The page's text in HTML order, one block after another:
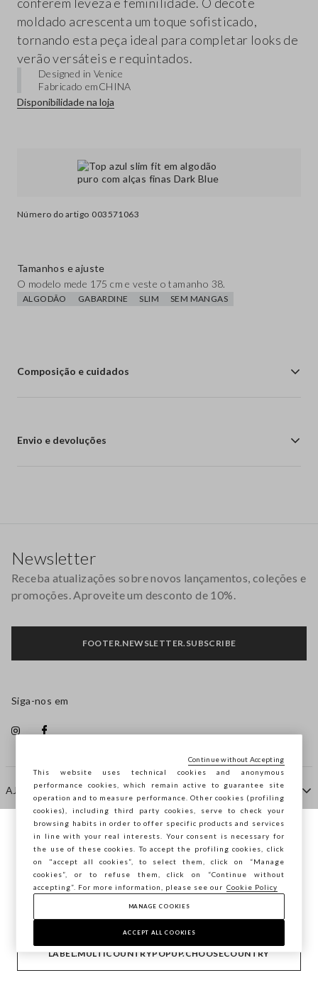
Número do artigo 003571063
moldado acrescenta um toque sofisticado,
tornando esta peça ideal para completar looks de
verão versáteis e requintados.
Designed in Venice
Fabricado emCHINA
Disponibilidade na loja
Tamanhos e ajuste
O modelo mede 175 cm e veste o tamanho 38.
ALGODÃO GABARDINE SLIM SEM MANGAS
Composição e cuidados
Envio e devoluções
AJUDA
EMPRESA
CONTACTE-NOS
Newsletter
Receba atualizações sobre novos lançamentos, coleções e
promoções. Aproveite um desconto de 10%.
FOOTER.NEWSLETTER.SUBSCRIBE
Siga-nos em
Copyright © Ovs S.p.A. -
Está a navegar na STEFANEL Portugal,
deseja guardar a sua localização?
CONFIRMAR
LABEL.MULTICOUNTRYPOPUP.CHOOSECOUNTRY
footer.item.country Portugal
This website uses technical cookies and anonymous
performance cookies, which remain active to guarantee site
operation and to measure performance. Other cookies (profiling
cookies), including third party cookies, serve to check your
browsing habits in order to offer specific products and services
in line with your real interests. Your consent is necessary for
the use of these cookies. To accept the profiling cookies, click
on "accept all cookies”, to select them, click on “Manage
cookies”, or to refuse them, click on “Continue without
accepting”. For more information, please see our Cookie Policy
MANAGE COOKIES
ACCEPT ALL COOKIES
Continue without Accepting